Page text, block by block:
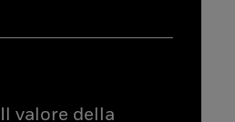
valore della